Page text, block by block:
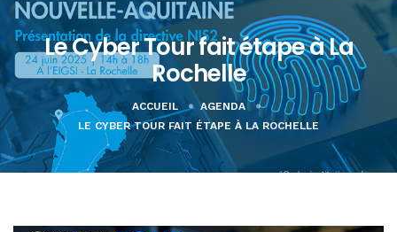
Le Cyber Tour fait étape à La
Rochelle
ACCUEIL
AGENDA
LE CYBER TOUR FAIT ÉTAPE À LA ROCHELLE